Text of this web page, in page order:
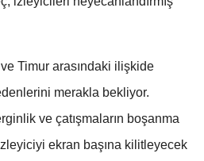
Timur arasındaki ilişkide
merakla bekliyor.
ve çatışmaların boşanma
ekran başına kilitleyecek